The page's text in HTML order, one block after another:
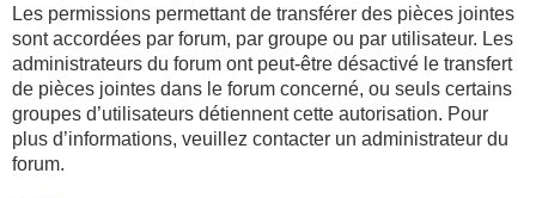
Les permissions permettant de transférer des pièces jointes
sont accordées par forum, par groupe ou par utilisateur. Les
administrateurs du forum ont peut-être désactivé le transfert
de pièces jointes dans le forum concerné, ou seuls certains
groupes d’utilisateurs détiennent cette autorisation. Pour
plus d’informations, veuillez contacter un administrateur du
forum.